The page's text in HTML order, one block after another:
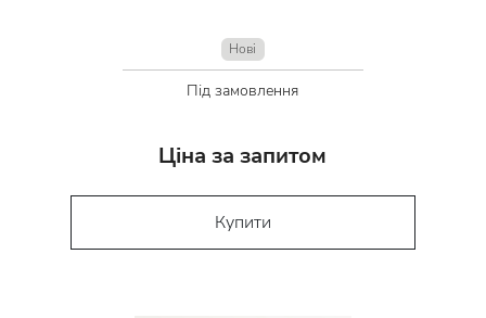
Нові
Під замовлення
Ціна за запитом
Купити